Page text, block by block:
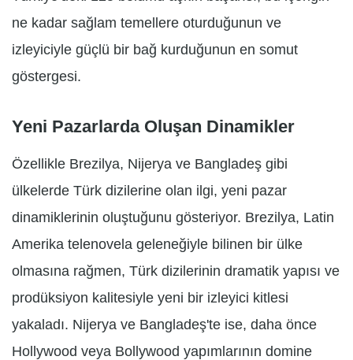
ne kadar sağlam temellere oturduğunun ve
izleyiciyle güçlü bir bağ kurduğunun en somut
göstergesi.
Yeni Pazarlarda Oluşan Dinamikler
Özellikle Brezilya, Nijerya ve Bangladeş gibi
ülkelerde Türk dizilerine olan ilgi, yeni pazar
dinamiklerinin oluştuğunu gösteriyor. Brezilya, Latin
Amerika telenovela geleneğiyle bilinen bir ülke
olmasına rağmen, Türk dizilerinin dramatik yapısı ve
prodüksiyon kalitesiyle yeni bir izleyici kitlesi
yakaladı. Nijerya ve Bangladeş'te ise, daha önce
Hollywood veya Bollywood yapımlarının domine